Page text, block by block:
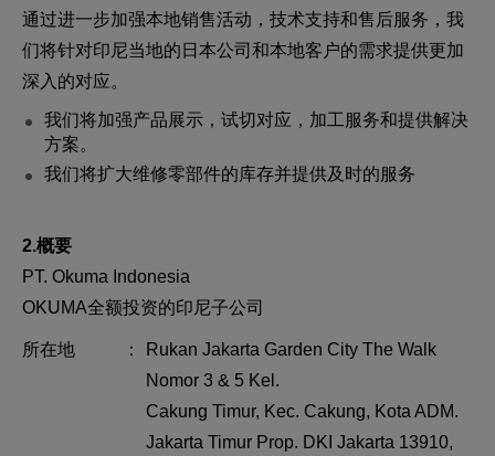
通过进一步加强本地销售活动，技术支持和售后服务，我
们将针对印尼当地的日本公司和本地客户的需求提供更加
深入的对应。
我们将加强产品展示，试切对应，加工服务和提供解决
方案。
我们将扩大维修零部件的库存并提供及时的服务
2.概要
PT. Okuma Indonesia
OKUMA全额投资的印尼子公司
所在地
Rukan Jakarta Garden City The Walk
Nomor 3 & 5 Kel.
Cakung Timur, Kec. Cakung, Kota ADM.
Jakarta Timur Prop. DKI Jakarta 13910,